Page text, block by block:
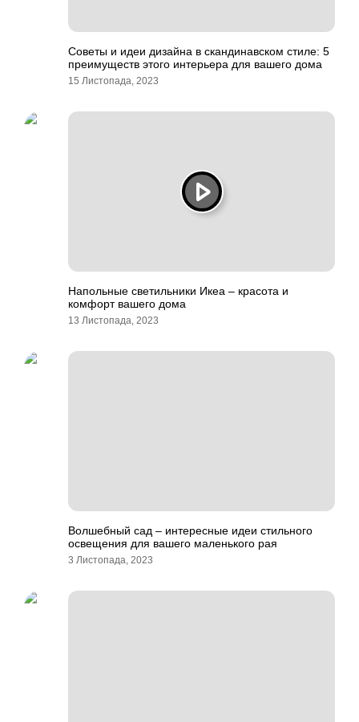
Советы и идеи дизайна в скандинавском стиле: 5
преимуществ этого интерьера для вашего дома
15 Листопада, 2023
Напольные светильники Икеа – красота и
комфорт вашего дома
13 Листопада, 2023
Волшебный сад – интересные идеи стильного
освещения для вашего маленького рая
3 Листопада, 2023